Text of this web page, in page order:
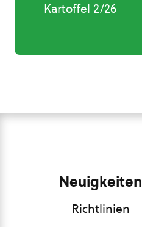
Kartoffel 2/26
Neuigkeiten
Richtlinien